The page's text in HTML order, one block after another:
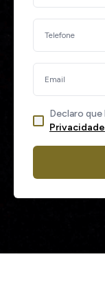
Declaro que
Privacidade